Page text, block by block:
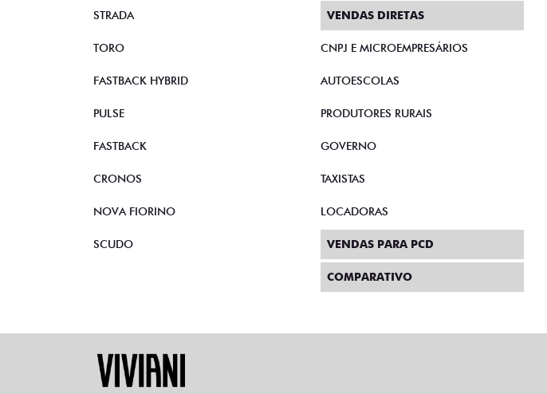
STRADA
TORO
FASTBACK HYBRID
PULSE
FASTBACK
CRONOS
NOVA FIORINO
SCUDO
VENDAS DIRETAS
CNPJ E MICROEMPRESÁRIOS
AUTOESCOLAS
PRODUTORES RURAIS
GOVERNO
TAXISTAS
LOCADORAS
VENDAS PARA PCD
COMPARATIVO